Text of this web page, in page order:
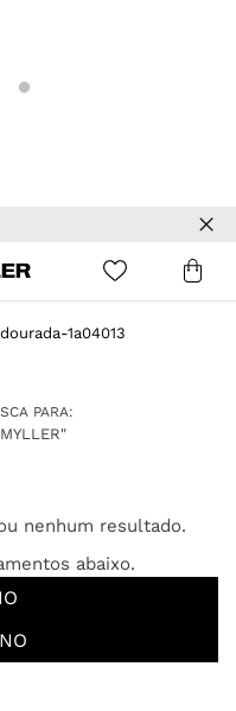
especiais!
1a04013
PARA:
nenhum resultado.
abaixo.